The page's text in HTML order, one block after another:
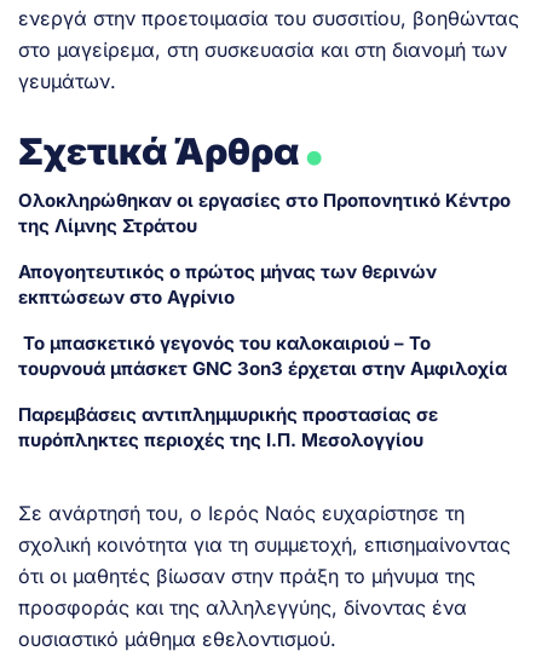
ενεργά στην προετοιμασία του συσσιτίου, βοηθώντας
στο μαγείρεμα, στη συσκευασία και στη διανομή των
γευμάτων.
Σχετικά Άρθρα.
Ολοκληρώθηκαν οι εργασίες στο Προπονητικό Κέντρο
της Λίμνης Στράτου
Απογοητευτικός ο πρώτος μήνας των θερινών
εκπτώσεων στο Αγρίνιο
Το μπασκετικό γεγονός του καλοκαιριού – Το
τουρνουά μπάσκετ GNC 3on3 έρχεται στην Αμφιλοχία
Παρεμβάσεις αντιπλημμυρικής προστασίας σε
πυρόπληκτες περιοχές της Ι.Π. Μεσολογγίου
Σε ανάρτησή του, ο Ιερός Ναός ευχαρίστησε τη
σχολική κοινότητα για τη συμμετοχή, επισημαίνοντας
ότι οι μαθητές βίωσαν στην πράξη το μήνυμα της
προσφοράς και της αλληλεγγύης, δίνοντας ένα
ουσιαστικό μάθημα εθελοντισμού.